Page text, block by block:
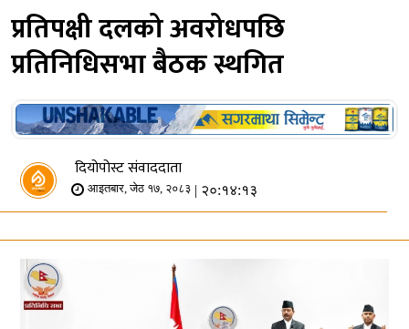
प्रतिपक्षी दलको अवरोधपछि
प्रतिनिधिसभा बैठक स्थगित
दियोपोस्ट संवाददाता
आइतबार, जेठ १७, २०८३ | २०:१४:१३